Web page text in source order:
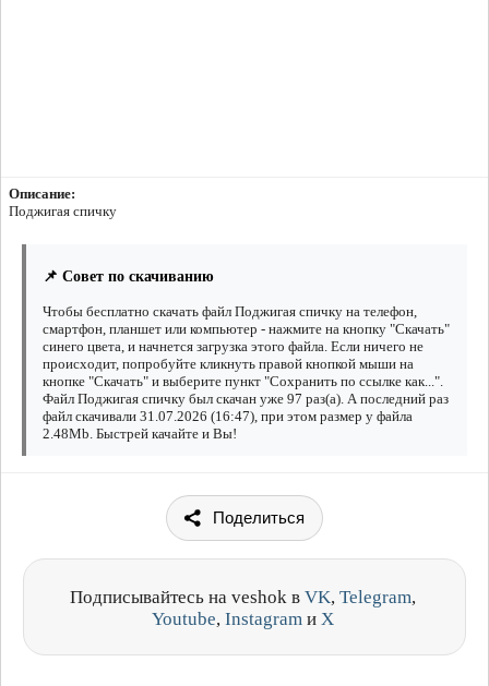
Описание:
Поджигая спичку
📌 Совет по скачиванию
Чтобы бесплатно скачать файл Поджигая спичку на телефон,
смартфон, планшет или компьютер - нажмите на кнопку "Скачать"
синего цвета, и начнется загрузка этого файла. Если ничего не
происходит, попробуйте кликнуть правой кнопкой мыши на
кнопке "Скачать" и выберите пункт "Сохранить по ссылке как...".
Файл Поджигая спичку был скачан уже 97 раз(а). А последний раз
файл скачивали 31.07.2026 (16:47), при этом размер у файла
2.48Mb. Быстрей качайте и Вы!
Поделиться
Подписывайтесь на veshok в VK, Telegram,
Youtube, Instagram и X